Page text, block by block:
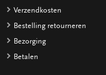
Verzendkosten
Bestelling retourneren
Bezorging
Betalen